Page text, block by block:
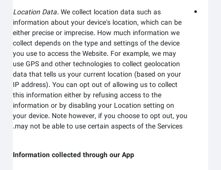
Location Data.We collect location data such as
information about your device's location, which can be
either precise or imprecise. How much information we
collect depends on the type and settings of the device
you use to access theWebsite. For example, we may
use GPS and other technologies to collect geolocation
data that tells us your current location (based on your
IP address). You can opt out of allowing us to collect
this information either by refusing access to the
information or by disabling your Location setting on
your device. Note however, if you choose to opt out, you
may not be able to use certain aspects of the Services.
Information collected through our App